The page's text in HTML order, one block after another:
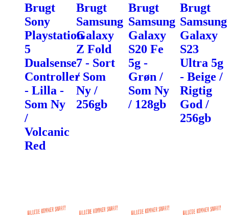
Brugt
Sony
Playstation
5
Dualsense
Controller
- Lilla -
Som Ny
/
Volcanic
Red
Brugt
Samsung
Galaxy
Z Fold
7 - Sort
/ Som
Ny /
256gb
Brugt
Samsung
Galaxy
S20 Fe
5g -
Grøn /
Som Ny
/ 128gb
Brugt
Samsung
Galaxy
S23
Ultra 5g
- Beige /
Rigtig
God /
256gb